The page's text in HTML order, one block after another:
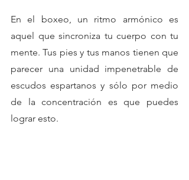
En el boxeo, un ritmo armónico es
aquel que sincroniza tu cuerpo con tu
mente. Tus pies y tus manos tienen que
parecer una unidad impenetrable de
escudos espartanos y sólo por medio
de la concentración es que puedes
lograr esto.